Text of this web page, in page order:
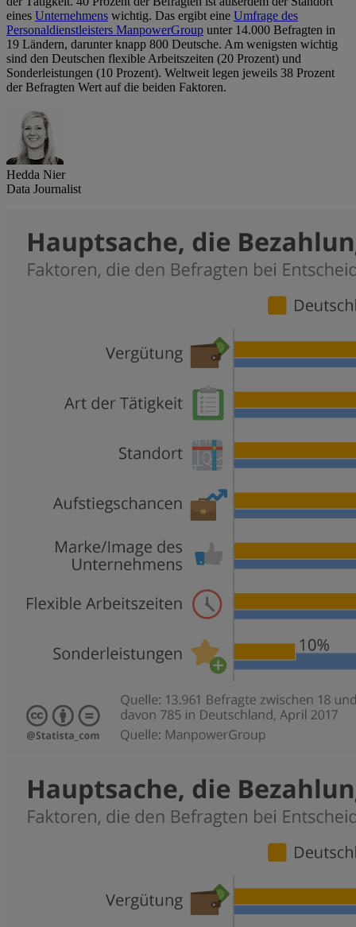
eines Unternehmens wichtig. Das ergibt eine Umfrage des
Personaldienstleisters ManpowerGroup unter 14.000 Befragten in
19 Ländern, darunter knapp 800 Deutsche. Am wenigsten wichtig
sind den Deutschen flexible Arbeitszeiten (20 Prozent) und
Sonderleistungen (10 Prozent). Weltweit legen jeweils 38 Prozent
der Befragten Wert auf die beiden Faktoren.
Hedda Nier
Data Journalist